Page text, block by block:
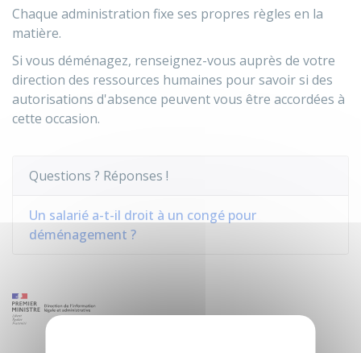
Chaque administration fixe ses propres règles en la
matière.
Si vous déménagez, renseignez-vous auprès de votre
direction des ressources humaines pour savoir si des
autorisations d'absence peuvent vous être accordées à
cette occasion.
Questions ? Réponses !
Un salarié a-t-il droit à un congé pour
déménagement ?